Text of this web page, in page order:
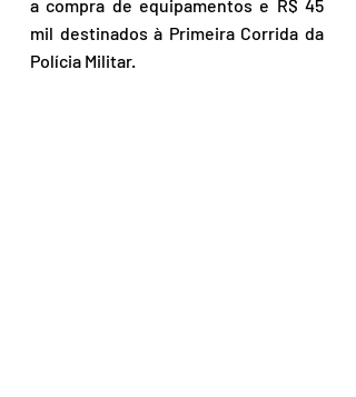
a compra de equipamentos e R$ 45
mil destinados à Primeira Corrida da
Polícia Militar.